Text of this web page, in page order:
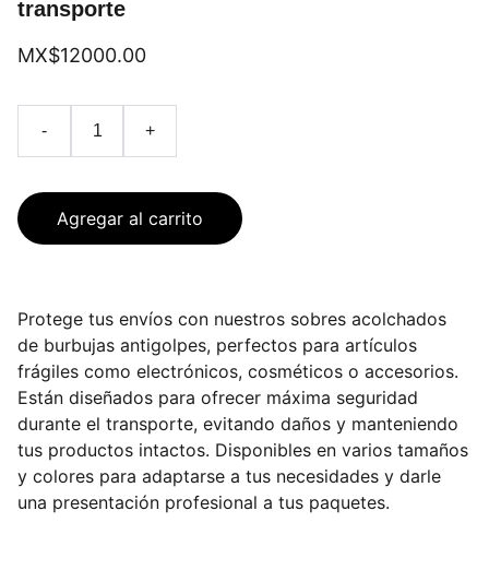
transporte
MX$12000.00
- +
Agregar al carrito
Protege tus envíos con nuestros sobres acolchados
de burbujas antigolpes, perfectos para artículos
frágiles como electrónicos, cosméticos o accesorios.
Están diseñados para ofrecer máxima seguridad
durante el transporte, evitando daños y manteniendo
tus productos intactos. Disponibles en varios tamaños
y colores para adaptarse a tus necesidades y darle
una presentación profesional a tus paquetes.